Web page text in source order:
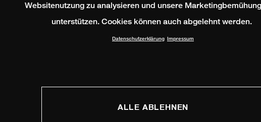
Websitenutzung zu analysieren und unsere
unterstützen. Cookies können auch abgelehnt werden.
Datenschutzerklärung Impressum
ALLE ABLEHNEN